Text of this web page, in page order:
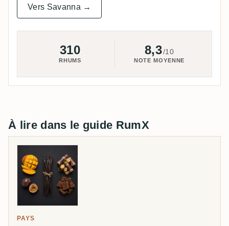
Vers Savanna →
310
RHUMS
8,3/10
NOTE MOYENNE
À lire dans le guide RumX
PAYS